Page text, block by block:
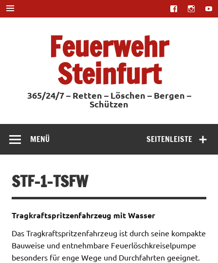
Zum
Inhalt
springen
Feuerwehr
Steinfurt
365/24/7 – Retten – Löschen – Bergen –
Schützen
SEITENLEISTE
MENÜ
STF-1-TSFW
Tragkraftspritzenfahrzeug mit Wasser
Das Tragkraftspritzenfahrzeug ist durch seine kompakte
Bauweise und entnehmbare Feuerlöschkreiselpumpe
besonders für enge Wege und Durchfahrten geeignet.